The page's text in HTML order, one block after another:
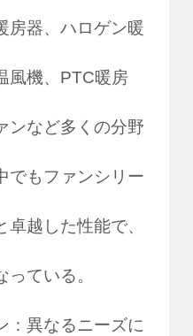
房器、ハロゲン暖
風機、PTC暖房
ンなど多くの分野
でもファンシリー
越した性能で、
ている。
：異なるニーズに